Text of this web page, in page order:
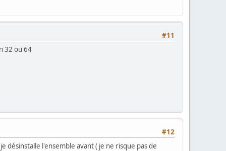
#11
32 ou 64
#12
désinstalle l'ensemble avant ( je ne risque pas de